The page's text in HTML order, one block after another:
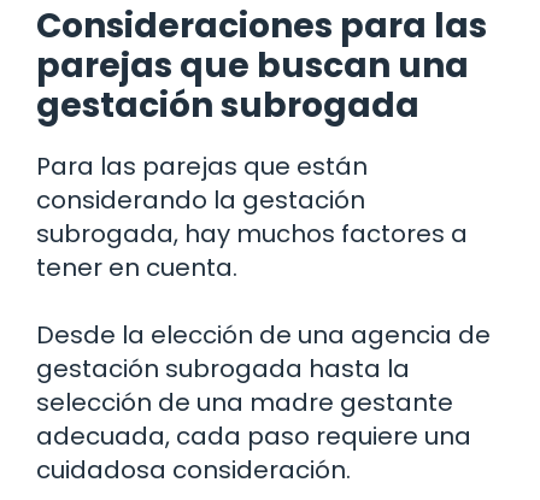
Consideraciones para las
parejas que buscan una
gestación subrogada
Para las parejas que están
considerando la gestación
subrogada, hay muchos factores a
tener en cuenta.
Desde la elección de una agencia de
gestación subrogada hasta la
selección de una madre gestante
adecuada, cada paso requiere una
cuidadosa consideración.